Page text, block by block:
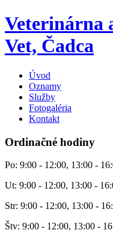
Veterinárna
Vet, Čadca
Úvod
Oznamy
Služby
Fotogaléria
Kontakt
Ordinačné hodiny
Po: 9:00 - 12:00, 13:00 -
Ut: 9:00 - 12:00, 13:00 -
Str: 9:00 - 12:00, 13:00 -
Štv: 9:00 - 12:00, 13:00 -